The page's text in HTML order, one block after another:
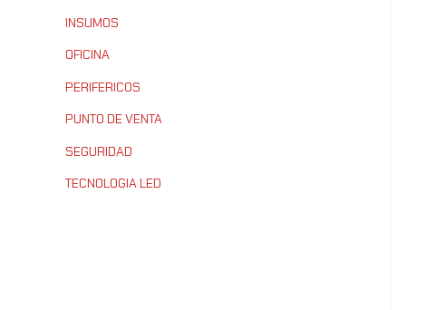
INSUMOS
OFICINA
PERIFERICOS
PUNTO DE VENTA
SEGURIDAD
TECNOLOGIA LED